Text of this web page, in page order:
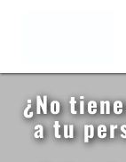
¿No
a tu